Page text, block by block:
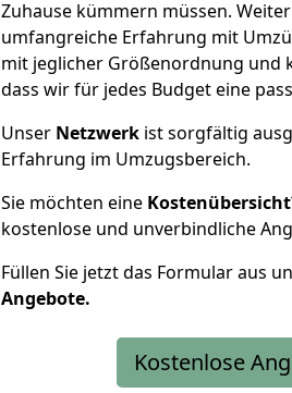
Zuhause kümmern müssen.
umfangreiche Erfahrung mit
mit jeglicher Größenordnung und
dass wir für jedes Budget eine
Unser Netzwerk ist sorgfältig
Erfahrung im Umzugsbereich.
Sie möchten eine
kostenlose und unverbindliche
Füllen Sie jetzt das Formular aus
Angebote.
Kostenlose